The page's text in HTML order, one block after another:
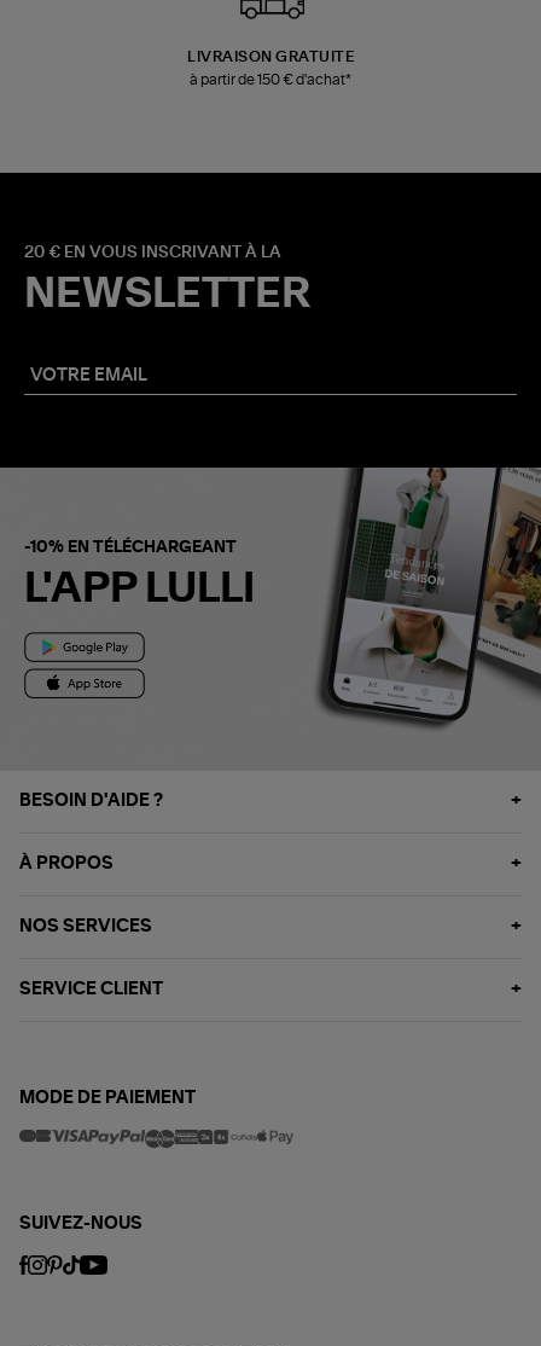
LIVRAISON GRATUITE
à partir de 150 € d'achat*
20 € EN VOUS INSCRIVANT À LA
NEWSLETTER
-10% EN TÉLÉCHARGEANT
L'APP LULLI
BESOIN D'AIDE ?
À PROPOS
NOS SERVICES
SERVICE CLIENT
MODE DE PAIEMENT
SUIVEZ-NOUS